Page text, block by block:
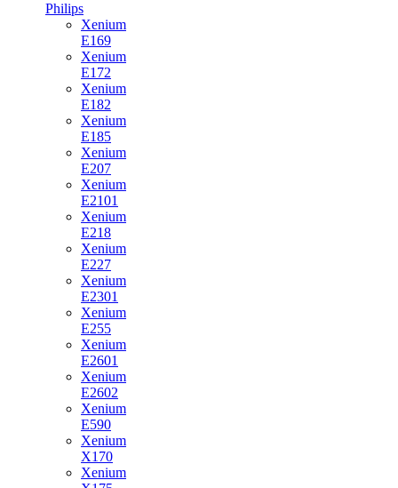
Philips
Xenium
E169
Xenium
E172
Xenium
E182
Xenium
E185
Xenium
E207
Xenium
E2101
Xenium
E218
Xenium
E227
Xenium
E2301
Xenium
E255
Xenium
E2601
Xenium
E2602
Xenium
E590
Xenium
X170
Xenium